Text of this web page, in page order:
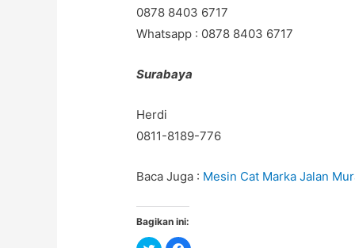
0878 8403 6717
Whatsapp : 0878 8403 6717
Surabaya
Herdi
0811-8189-776
Baca Juga : Mesin Cat Marka Jalan
Bagikan ini: